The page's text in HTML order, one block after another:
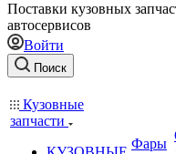
Поставки кузовных
автосервисов
Войти
Поиск
Кузовные
запчасти
Фары